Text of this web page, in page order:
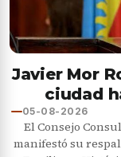
Javier Mor
ciudad
05-08-2026
El Consejo
manifestó su